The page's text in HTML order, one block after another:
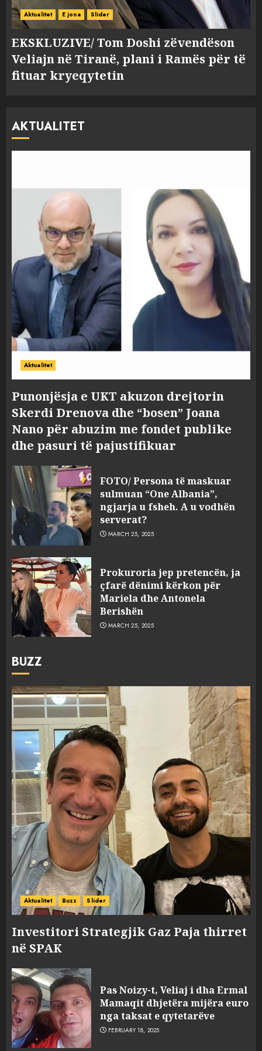
Aktualitet E jona Slider
EKSKLUZIVE/ Tom Doshi zëvendëson
Veliajn në Tiranë, plani i Ramës për të
fituar kryeqytetin
AKTUALITET
Aktualitet
Punonjësja e UKT akuzon drejtorin
Skerdi Drenova dhe “bosen” Joana
Nano për abuzim me fondet publike
dhe pasuri të pajustifikuar
FOTO/ Persona të maskuar
sulmuan “One Albania”,
ngjarja u fsheh. A u vodhën
serverat?
MARCH 25, 2025
Prokuroria jep pretencën, ja
çfarë dënimi kërkon për
Mariela dhe Antonela
Berishën
MARCH 25, 2025
BUZZ
Aktualitet Buzz Slider
Investitori Strategjik Gaz Paja thirret
në SPAK
Pas Noizy-t, Veliaj i dha Ermal
Mamaqit dhjetëra mijëra euro
nga taksat e qytetarëve
FEBRUARY 18, 2025